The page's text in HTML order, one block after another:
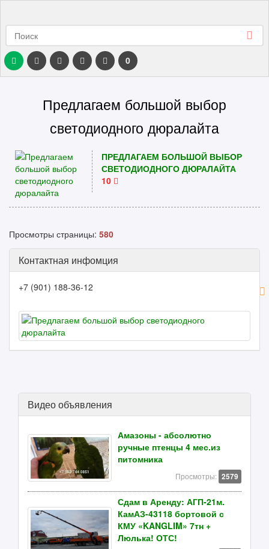
0
Предлагаем большой выбор
светодиодного дюралайта
ПРЕДЛАГАЕМ БОЛЬШОЙ ВЫБОР
СВЕТОДИОДНОГО ДЮРАЛАЙТА
10
Просмотры страницы: 580
Контактная инфомция
+7 (901) 188-36-12
Видео объявления
Амазоны - абсолютно
ручные птенцы 4 мес.из
питомника
Просмотры: 2579
Сдам в Аренду: АГП-21м.
КамАЗ-43118 бортовой с
КМУ «KANGLIM» 7тн +
Люлька! ОТС!